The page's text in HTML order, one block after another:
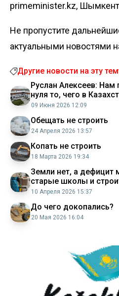
primeminister.kz, Шымкент
Не пропустите
актуальными новостями
Другие новости на эту
Руслан Алексеев: Нам
нуля то, чего в
09 Июня 2026 12:09
Обещать не строить
24 Апреля 2026 13:57
Копать не строить
18 Марта 2026 19:34
Земли нет, а дефицит
старые школы и
решили в одном из
10 Апреля 2026 15:37
До чего докопались?
20 Мая 2026 16:04